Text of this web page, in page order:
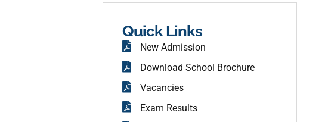
k
Quick Links
New Admission
Download School Brochure
Vacancies
Exam Results